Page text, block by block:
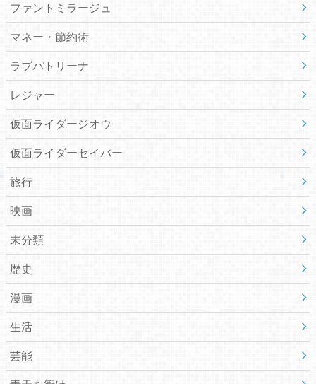
ファントミラージュ
マネー・節約術
ラブパトリーナ
レジャー
仮面ライダージオウ
仮面ライダーセイバー
旅行
映画
未分類
歴史
漫画
生活
芸能